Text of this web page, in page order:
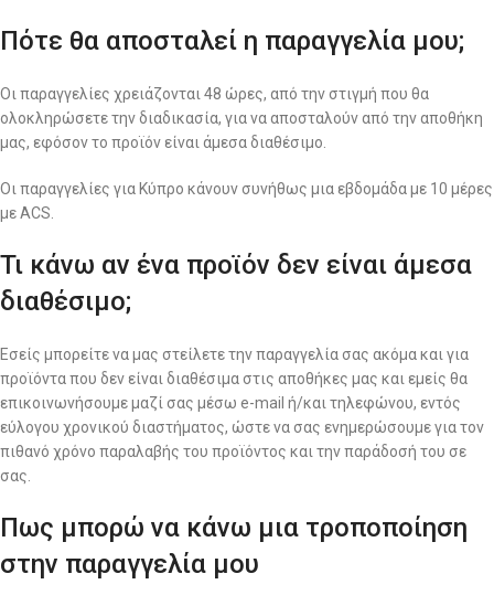
Πότε θα αποσταλεί η παραγγελία μου;
Οι παραγγελίες χρειάζονται 48 ώρες, από την στιγμή που θα
ολοκληρώσετε την διαδικασία, για να αποσταλούν από την αποθήκη
μας, εφόσον το προϊόν είναι άμεσα διαθέσιμο.
Οι παραγγελίες για Κύπρο κάνουν συνήθως μια εβδομάδα με 10 μέρες
με ACS.
Τι κάνω αν ένα προϊόν δεν είναι άμεσα
διαθέσιμο;
Εσείς μπορείτε να μας στείλετε την παραγγελία σας ακόμα και για
προϊόντα που δεν είναι διαθέσιμα στις αποθήκες μας και εμείς θα
επικοινωνήσουμε μαζί σας μέσω e-mail ή/και τηλεφώνου, εντός
εύλογου χρονικού διαστήματος, ώστε να σας ενημερώσουμε για τον
πιθανό χρόνο παραλαβής του προϊόντος και την παράδοσή του σε
σας.
Πως μπορώ να κάνω μια τροποποίηση
στην παραγγελία μου